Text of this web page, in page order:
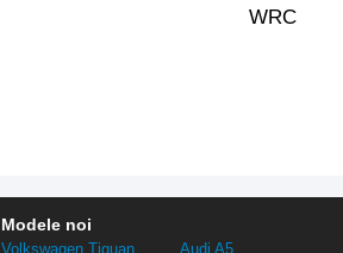
WRC
Modele noi
Volkswagen Tiguan
Audi A5